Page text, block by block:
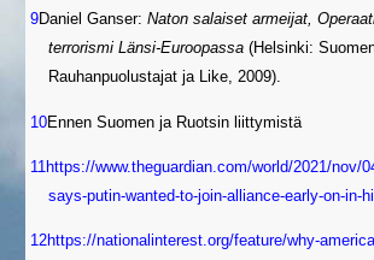
9Daniel Ganser: Naton salaiset armeijat,
terrorismi Länsi-Euroopassa(Helsinki:
Rauhanpuolustajat ja Like, 2009).
10Ennen Suomen ja Ruotsin liittymistä
11https://www.theguardian.com/world/2021/nov/
says-putin-wanted-to-join-alliance-early-on-in-
12https://nationalinterest.org/feature/why-